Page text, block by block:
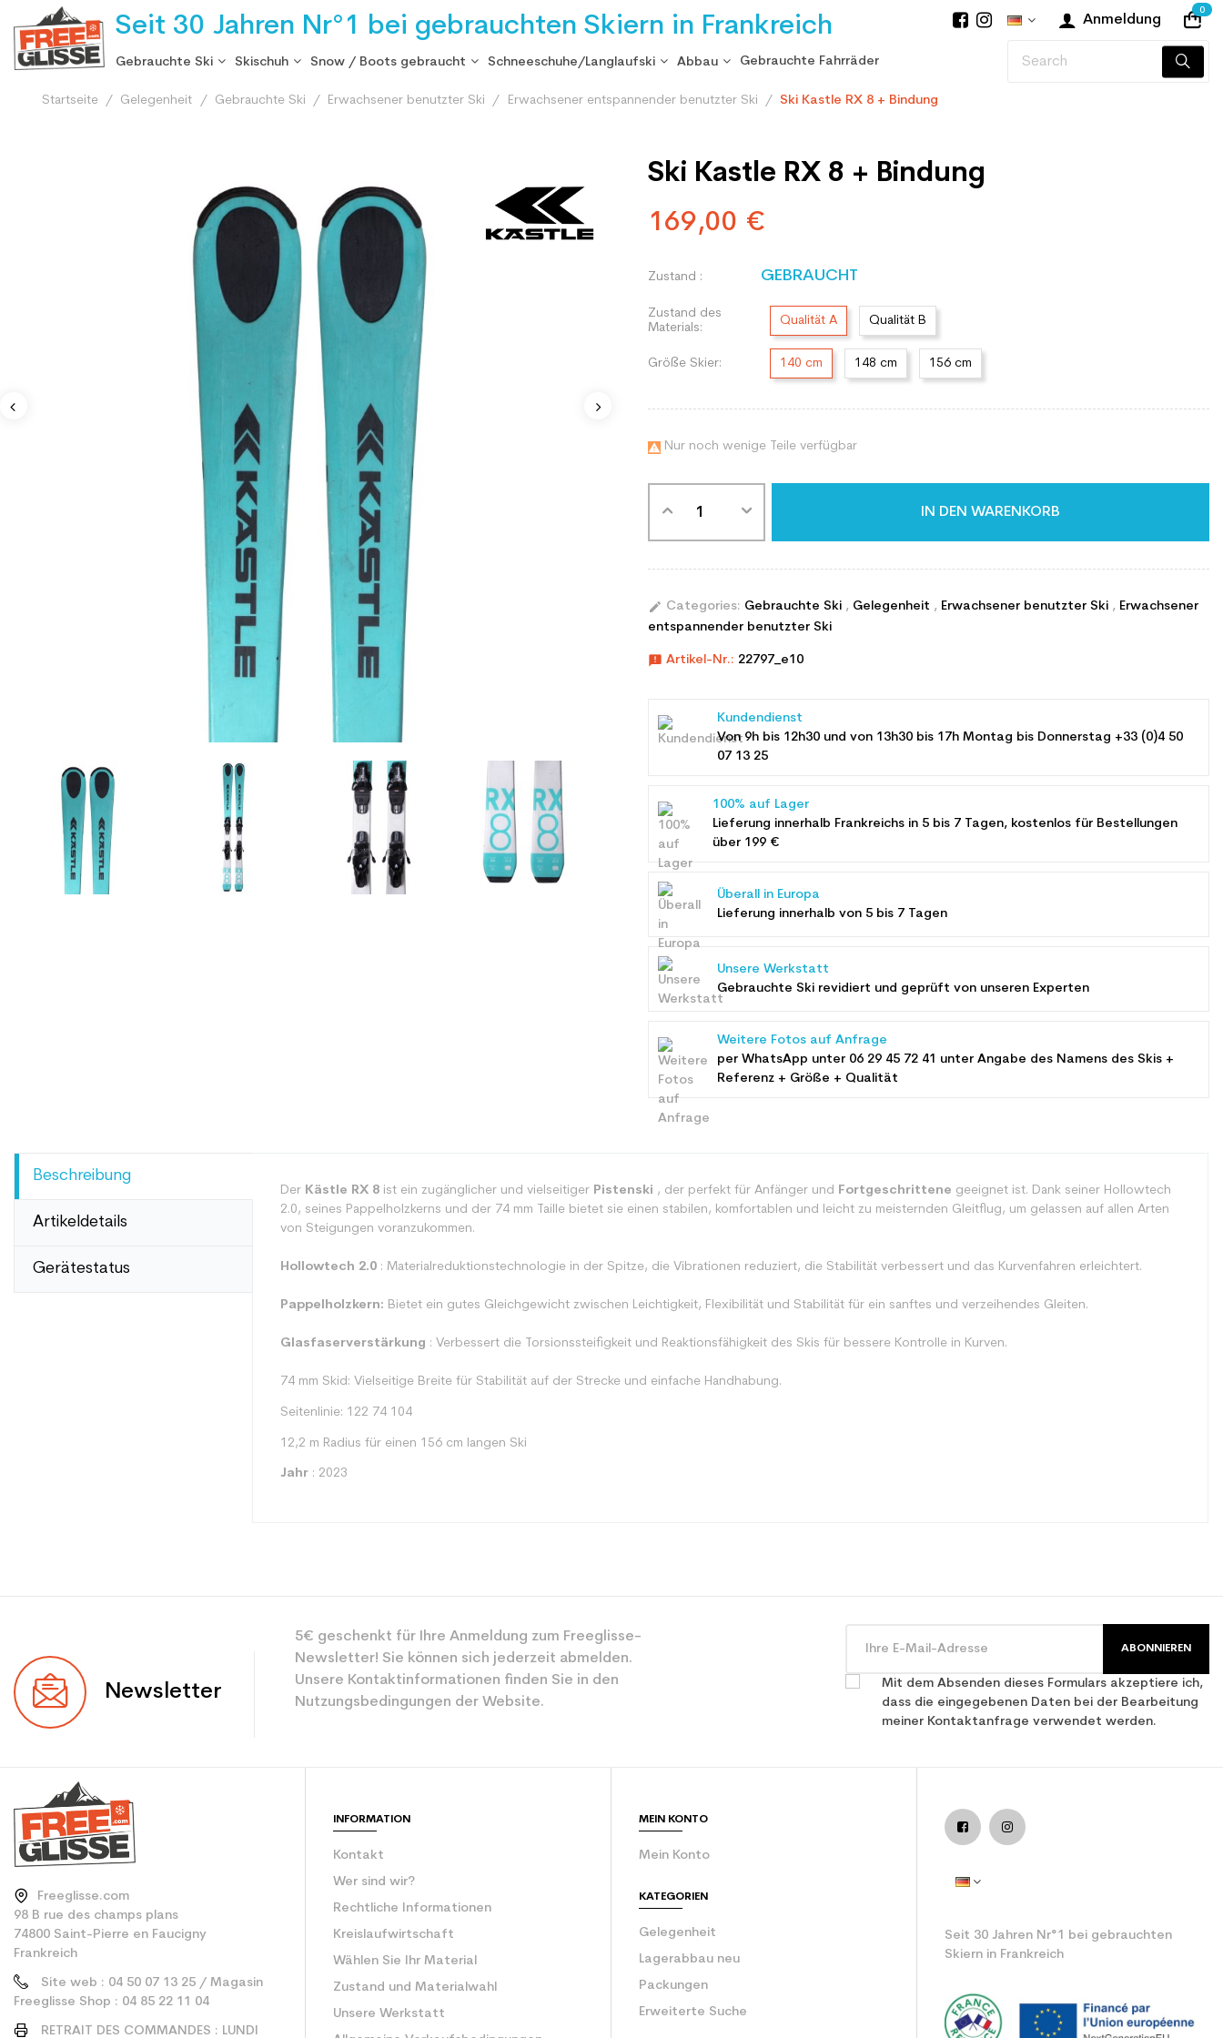
Seit 30 Jahren Nr°1 bei gebrauchten Skiern in Frankreich Anmeldung
0
Gebrauchte Ski Skischuh Snow / Boots gebraucht Schneeschuhe/Langlaufski Abbau Gebrauchte Fahrräder
Startseite Gelegenheit Gebrauchte Ski Erwachsener benutzter Ski Erwachsener entspannender benutzter Ski Ski Kastle RX 8 + Bindung
Ski Kastle RX 8 + Bindung
169,00 €
Zustand : GEBRAUCHT
Zustand des
Materials:
Qualität A Qualität B
Größe Skier: 140 cm 148 cm 156 cm
 Nur noch wenige Teile verfügbar
IN DEN WARENKORB
edit Categories: Gebrauchte Ski , Gelegenheit , Erwachsener benutzter Ski , Erwachsener
entspannender benutzter Ski
announcement Artikel-Nr.: 22797_e10
Kundendienst
Von 9h bis 12h30 und von 13h30 bis 17h Montag bis Donnerstag +33 (0)4 50
07 13 25
100% auf Lager
Lieferung innerhalb Frankreichs in 5 bis 7 Tagen, kostenlos für Bestellungen
über 199 €
Überall in Europa
Lieferung innerhalb von 5 bis 7 Tagen
Unsere Werkstatt
Gebrauchte Ski revidiert und geprüft von unseren Experten
Weitere Fotos auf Anfrage
per WhatsApp unter 06 29 45 72 41 unter Angabe des Namens des Skis +
Referenz + Größe + Qualität
Beschreibung
Artikeldetails
Gerätestatus
Der Kästle RX 8ist ein zugänglicher und vielseitiger Pistenski , der perfekt für Anfänger und Fortgeschrittene geeignet ist. Dank seiner Hollowtech
2.0, seines Pappelholzkerns und der 74 mm Taille bietet sie einen stabilen, komfortablen und leicht zu meisternden Gleitflug, um gelassen auf allen Arten
von Steigungen voranzukommen.
Hollowtech 2.0: Materialreduktionstechnologie in der Spitze, die Vibrationen reduziert, die Stabilität verbessert und das Kurvenfahren erleichtert.
Pappelholzkern: Bietet ein gutes Gleichgewicht zwischen Leichtigkeit, Flexibilität und Stabilität für ein sanftes und verzeihendes Gleiten.
Glasfaserverstärkung : Verbessert die Torsionssteifigkeit und Reaktionsfähigkeit des Skis für bessere Kontrolle in Kurven.
74 mm Skid: Vielseitige Breite für Stabilität auf der Strecke und einfache Handhabung.
Seitenlinie: 122 74 104
12,2 m Radius für einen 156 cm langen Ski
Jahr: 2023
Benutzer
Ebene
Newsletter
5€ geschenkt für Ihre Anmeldung zum Freeglisse-
Newsletter! Sie können sich jederzeit abmelden.
Unsere Kontaktinformationen finden Sie in den
Nutzungsbedingungen der Website.
ABONNIEREN
Mit dem Absenden dieses Formulars akzeptiere ich,
dass die eingegebenen Daten bei der Bearbeitung
meiner Kontaktanfrage verwendet werden.
Freeglisse.com
98 B rue des champs plans
74800 Saint-Pierre en Faucigny
Frankreich
Site web : 04 50 07 13 25 / Magasin
Freeglisse Shop : 04 85 22 11 04
RETRAIT DES COMMANDES : LUNDI
INFORMATION
Kontakt
Wer sind wir?
Rechtliche Informationen
Kreislaufwirtschaft
Wählen Sie Ihr Material
Zustand und Materialwahl
Unsere Werkstatt
MEIN KONTO
Mein Konto
KATEGORIEN
Gelegenheit
Lagerabbau neu
Packungen
Erweiterte Suche
Seit 30 Jahren Nr°1 bei gebrauchten
Skiern in Frankreich